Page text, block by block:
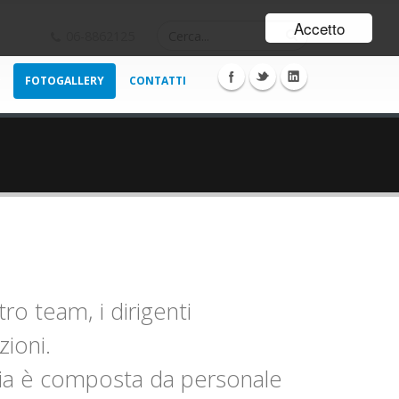
Accetto
FOTOGALLERY CONTATTI
team, i dirigenti
è composta da personale